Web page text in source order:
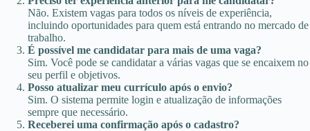
Não. Existem vagas para todos os níveis de experiência,
incluindo oportunidades para quem está entrando no mercado de
trabalho.
É possível me candidatar para mais de uma vaga?
Sim. Você pode se candidatar a várias vagas que se encaixem no
seu perfil e objetivos.
Posso atualizar meu currículo após o envio?
Sim. O sistema permite login e atualização de informações
sempre que necessário.
Receberei uma confirmação após o cadastro?